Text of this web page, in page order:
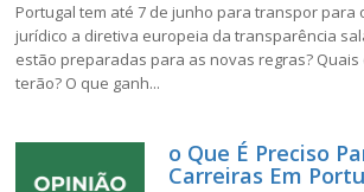
Portugal tem até 7 de junho para transpor para
jurídico a diretiva europeia da transparência
estão preparadas para as novas regras?
terão? O que ganh...
o Que É Preciso
Carreiras Em